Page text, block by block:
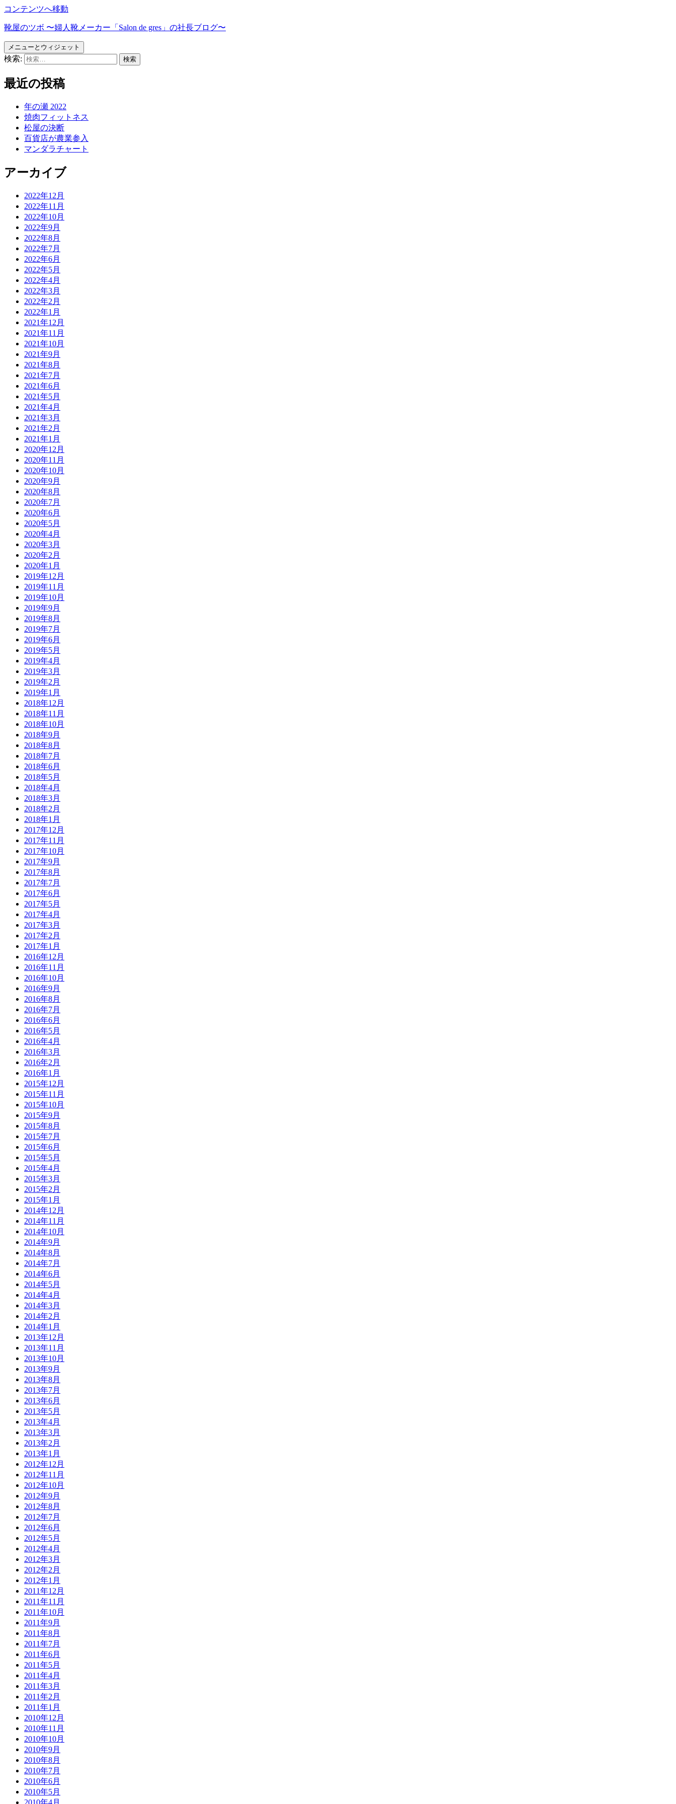
コンテンツへ移動
靴屋のツボ 〜婦人靴メーカー「Salon de gres」の社長ブログ〜
メニューとウィジェット
検索:
最近の投稿
年の瀬 2022
焼肉フィットネス
松屋の決断
百貨店が農業参入
マンダラチャート
アーカイブ
2022年12月
2022年11月
2022年10月
2022年9月
2022年8月
2022年7月
2022年6月
2022年5月
2022年4月
2022年3月
2022年2月
2022年1月
2021年12月
2021年11月
2021年10月
2021年9月
2021年8月
2021年7月
2021年6月
2021年5月
2021年4月
2021年3月
2021年2月
2021年1月
2020年12月
2020年11月
2020年10月
2020年9月
2020年8月
2020年7月
2020年6月
2020年5月
2020年4月
2020年3月
2020年2月
2020年1月
2019年12月
2019年11月
2019年10月
2019年9月
2019年8月
2019年7月
2019年6月
2019年5月
2019年4月
2019年3月
2019年2月
2019年1月
2018年12月
2018年11月
2018年10月
2018年9月
2018年8月
2018年7月
2018年6月
2018年5月
2018年4月
2018年3月
2018年2月
2018年1月
2017年12月
2017年11月
2017年10月
2017年9月
2017年8月
2017年7月
2017年6月
2017年5月
2017年4月
2017年3月
2017年2月
2017年1月
2016年12月
2016年11月
2016年10月
2016年9月
2016年8月
2016年7月
2016年6月
2016年5月
2016年4月
2016年3月
2016年2月
2016年1月
2015年12月
2015年11月
2015年10月
2015年9月
2015年8月
2015年7月
2015年6月
2015年5月
2015年4月
2015年3月
2015年2月
2015年1月
2014年12月
2014年11月
2014年10月
2014年9月
2014年8月
2014年7月
2014年6月
2014年5月
2014年4月
2014年3月
2014年2月
2014年1月
2013年12月
2013年11月
2013年10月
2013年9月
2013年8月
2013年7月
2013年6月
2013年5月
2013年4月
2013年3月
2013年2月
2013年1月
2012年12月
2012年11月
2012年10月
2012年9月
2012年8月
2012年7月
2012年6月
2012年5月
2012年4月
2012年3月
2012年2月
2012年1月
2011年12月
2011年11月
2011年10月
2011年9月
2011年8月
2011年7月
2011年6月
2011年5月
2011年4月
2011年3月
2011年2月
2011年1月
2010年12月
2010年11月
2010年10月
2010年9月
2010年8月
2010年7月
2010年6月
2010年5月
2010年4月